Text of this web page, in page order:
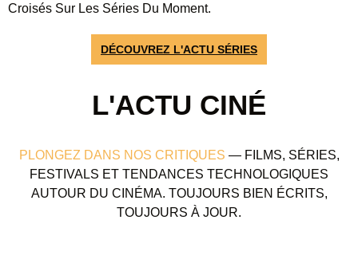
Croisés Sur Les Séries Du Moment.
DÉCOUVREZ L'ACTU SÉRIES
L'ACTU CINÉ
PLONGEZ DANS NOS CRITIQUES — FILMS, SÉRIES,
FESTIVALS ET TENDANCES TECHNOLOGIQUES
AUTOUR DU CINÉMA. TOUJOURS BIEN ÉCRITS,
TOUJOURS À JOUR.